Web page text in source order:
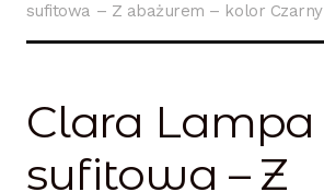
sufitowa – Z abażurem – kolor Czarny
Clara Lampa
sufitowa – Z